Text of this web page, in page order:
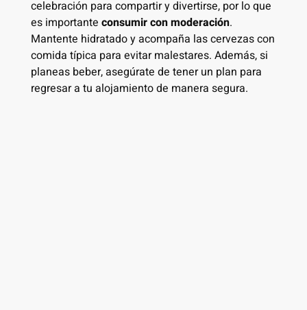
celebración para compartir y divertirse, por lo que
es importante consumir con moderación.
Mantente hidratado y acompaña las cervezas con
comida típica para evitar malestares. Además, si
planeas beber, asegúrate de tener un plan para
regresar a tu alojamiento de manera segura.